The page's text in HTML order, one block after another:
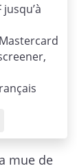
mue de